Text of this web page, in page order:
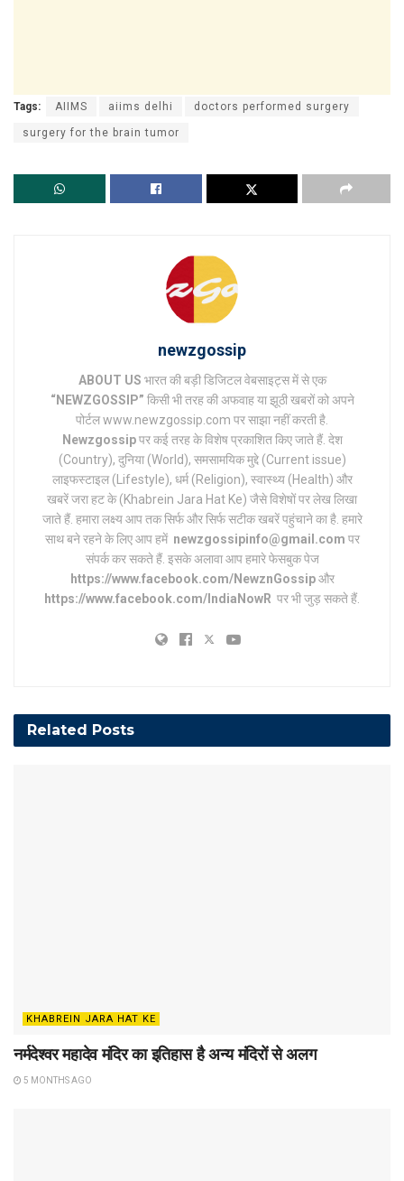
Tags: AIIMS aiims delhi doctors performed surgery
surgery for the brain tumor
newzgossip
ABOUT US भारत की बड़ी डिजिटल वेबसाइट्स में से एक
“NEWZGOSSIP” किसी भी तरह की अफवाह या झूठी खबरों को अपने
पोर्टल www.newzgossip.com पर साझा नहीं करती है.
Newzgossipपर कई तरह के विशेष प्रकाशित किए जाते हैं. देश
(Country), दुनिया (World), समसामयिक मुद्दे (Current issue)
लाइफस्टाइल (Lifestyle), धर्म (Religion), स्वास्थ्य (Health) और
खबरें जरा हट के (Khabrein Jara Hat Ke) जैसे विशेषों पर लेख लिखा
जाते हैं. हमारा लक्ष्य आप तक सिर्फ और सिर्फ सटीक खबरें पहुंचाने का है. हमारे
साथ बने रहने के लिए आप हमें newzgossipinfo@gmail.com पर
संपर्क कर सकते हैं. इसके अलावा आप हमारे फेसबुक पेज
https://www.facebook.com/NewznGossipऔर
https://www.facebook.com/IndiaNowR पर भी जुड़ सकते हैं.
Related Posts
KHABREIN JARA HAT KE
नर्मदेश्वर महादेव मंदिर का इतिहास है अन्य मंदिरों से अलग
5 MONTHS AGO